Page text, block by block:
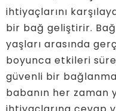
ihtiyaçlarını
bir bağ geliştirir.
yaşları arasında
boyunca etkileri
güvenli bir
babanın her zaman